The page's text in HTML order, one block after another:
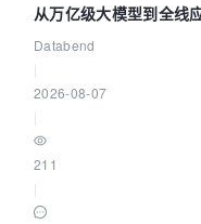
从万亿级大模型到全
全链路 Trace 数据管道
Databend
2026-08-07
211